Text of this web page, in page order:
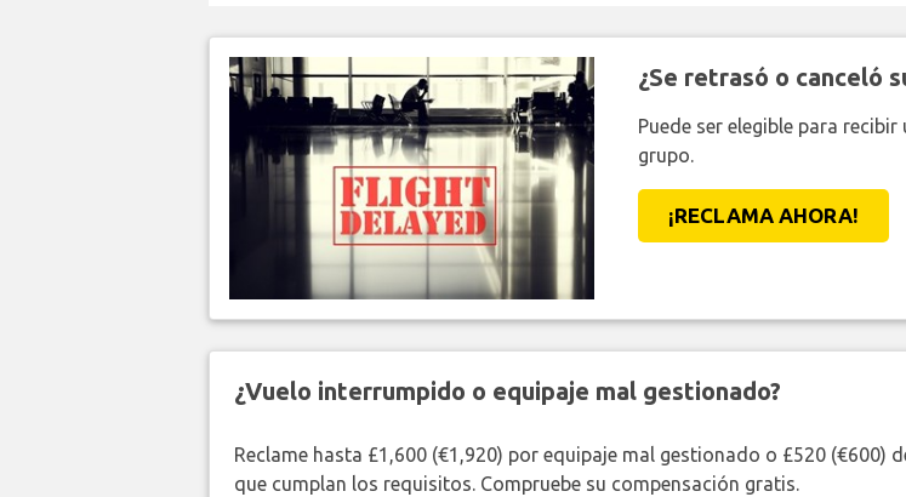
¿Se retrasó o canceló
Puede ser elegible para
grupo.
¡RECLAMA AHORA!
¿Vuelo interrumpido o equipaje mal gestionado?
Reclame hasta £1,600 (€1,920) por equipaje mal gestionado o £520 (€600)
que cumplan los requisitos. Compruebe su compensación gratis.